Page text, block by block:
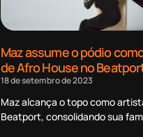
Maz assume o pódio
de Afro House no
18 de setembro de 2023
Maz alcança o topo como
Beatport, consolidando sua